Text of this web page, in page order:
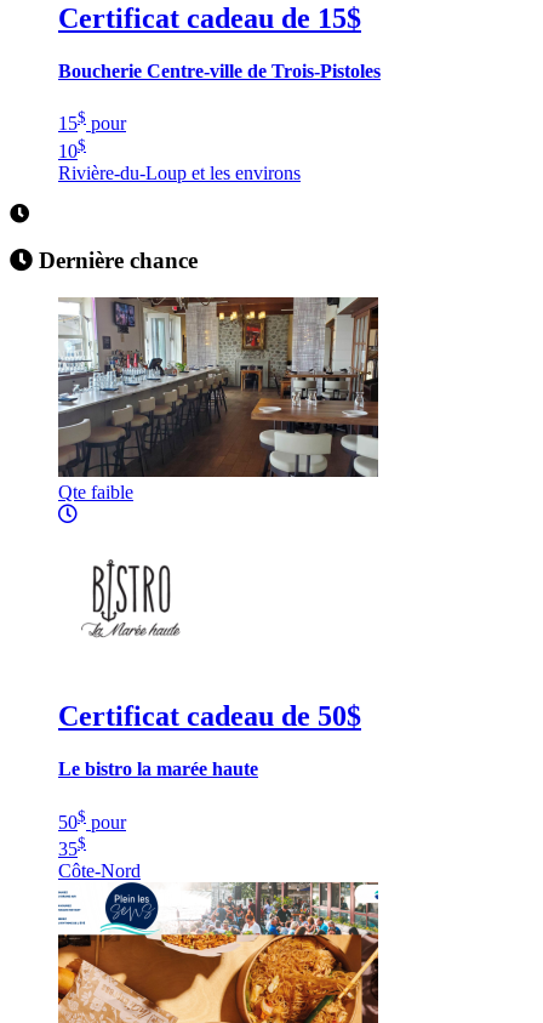
Certificat cadeau de 15$
Boucherie Centre-ville de Trois-Pistoles
15$ pour
10$
Rivière-du-Loup et les environs
Dernière chance
Qte faible
Certificat cadeau de 50$
Le bistro la marée haute
50$ pour
35$
Côte-Nord